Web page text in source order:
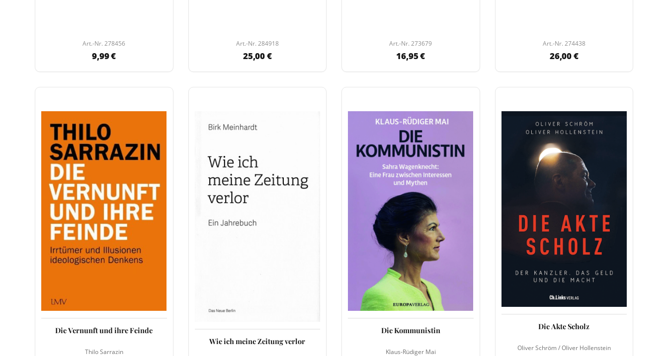
Art.-Nr. 278456
9,99 €
Art.-Nr. 284918
25,00 €
Art.-Nr. 273679
16,95 €
Art.-Nr. 274438
26,00 €
Die Vernunft und ihre Feinde
Thilo Sarrazin
Wie ich meine Zeitung verlor
Die Kommunistin
Klaus-Rüdiger Mai
Die Akte Scholz
Oliver Schröm / Oliver Hollenstein